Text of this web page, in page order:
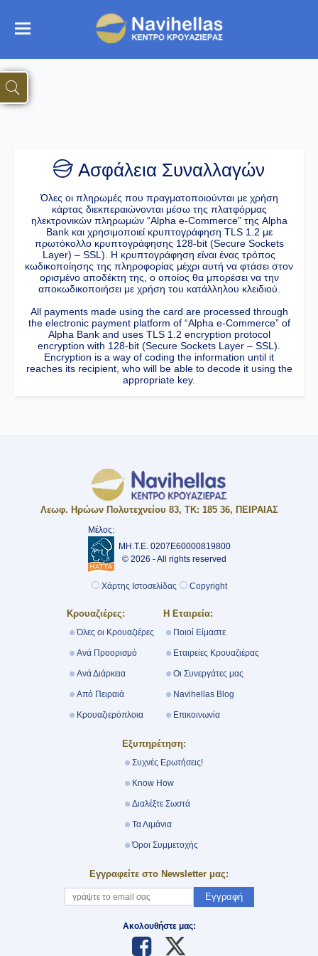
Ασφάλεια Συναλλαγών
Όλες οι πληρωμές που πραγματοποιούνται με χρήση
κάρτας διεκπεραιώνονται μέσω της πλατφόρμας
ηλεκτρονικών πληρωμών “Alpha e-Commerce” της Alpha
Bank και χρησιμοποιεί κρυπτογράφηση TLS 1.2 με
πρωτόκολλο κρυπτογράφησης 128-bit (Secure Sockets
Layer) – SSL). Η κρυπτογράφηση είναι ένας τρόπος
κωδικοποίησης της πληροφορίας μέχρι αυτή να φτάσει στον
ορισμένο αποδέκτη της, ο οποίος θα μπορέσει να την
αποκωδικοποιήσει με χρήση του κατάλληλου κλειδιού.
All payments made using the card are processed through
the electronic payment platform of “Alpha e-Commerce” of
Alpha Bank and uses TLS 1.2 encryption protocol
encryption with 128-bit (Secure Sockets Layer – SSL).
Encryption is a way of coding the information until it
reaches its recipient, who will be able to decode it using the
appropriate key.
Λεωφ. Ηρώων Πολυτεχνείου 83, ΤΚ: 185 36, ΠΕΙΡΑΙΑΣ
Μέλος:
ΜΗ.Τ.Ε. 0207Ε60000819800
© 2026 - All rights reserved
Χάρτης Ιστοσελίδας Copyright
Κρουαζιέρες:
Όλες οι Κρουαζιέρες
Ανά Προορισμό
Ανά Διάρκεια
Από Πειραιά
Κρουαζιερόπλοια
Η Εταιρεία:
Ποιοί Είμαστε
Εταιρείες Κρουαζιέρας
Οι Συνεργάτες μας
Navihellas Blog
Επικοινωνία
Εξυπηρέτηση:
Συχνές Ερωτήσεις!
Know How
Διαλέξτε Σωστά
Τα Λιμάνια
Όροι Συμμετοχής
Εγγραφείτε στο Newsletter μας:
Εγγραφή
Ακολουθήστε μας: